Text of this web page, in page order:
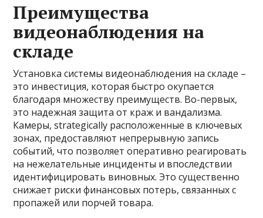
Преимущества
видеонаблюдения на
складе
Установка системы видеонаблюдения на складе –
это инвестиция, которая быстро окупается
благодаря множеству преимуществ. Во-первых,
это надежная защита от краж и вандализма.
Камеры, strategically расположенные в ключевых
зонах, предоставляют непрерывную запись
событий, что позволяет оперативно реагировать
на нежелательные инциденты и впоследствии
идентифицировать виновных. Это существенно
снижает риски финансовых потерь, связанных с
пропажей или порчей товара.